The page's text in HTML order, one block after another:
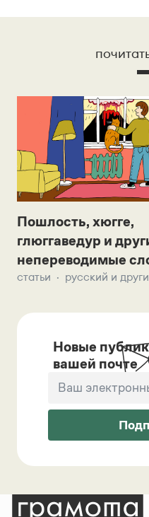
Пошлость, хюгге,
глюггаведур и
непереводимые
статьи русский и
Новые
вашей почте